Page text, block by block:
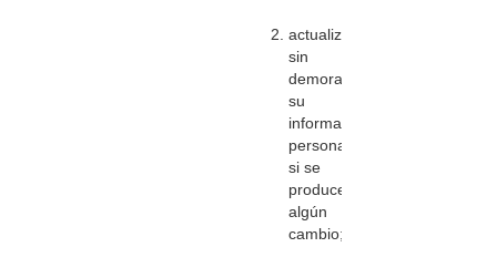
actualizar
sin
demora
su
información
personal
si se
produce
algún
cambio;